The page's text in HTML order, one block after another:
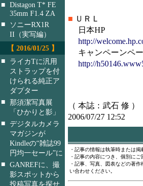
■ Distagon T* FE
35mm F1.4 ZA
■
ソニーRX1R
II（実写編）
【 2016/01/25 】
■
ライカTに汎用
ストラップを付
けられる純正ア
ダプター
■ 那須潔写真展
「ひかりと影」
■ デジタルカメラ
マガジンが
Kindleの“雑誌99
円均一セール”に
■ GANREFに、撮
影スポットから
投稿写真を探せ
■ ＵＲＬ
日本HP
http://
キャンペーンペ
http://
（ 本誌：武石 修 ）
2006/07/27 12:52
・記事の情報は執筆時または
・記事の内容につき、個別にご
・記事、写真、図表などの著
い合わせください。